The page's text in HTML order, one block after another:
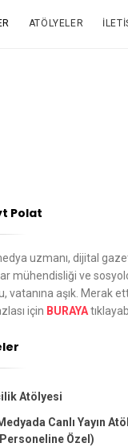
ATÖLYELER
Polat
uzmanı, dijital
mühendisliği ve
vatanına aşık. Merak
için BURAYA
Atölyesi
Canlı Yayın
Özel)